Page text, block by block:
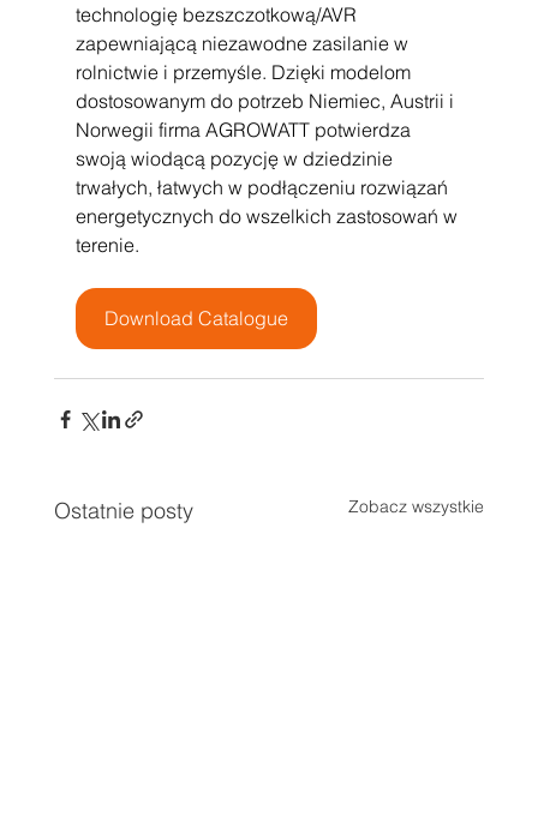
technologię bezszczotkową/AVR
zapewniającą niezawodne zasilanie w
rolnictwie i przemyśle. Dzięki modelom
dostosowanym do potrzeb Niemiec, Austrii i
Norwegii firma AGROWATT potwierdza
swoją wiodącą pozycję w dziedzinie
trwałych, łatwych w podłączeniu rozwiązań
energetycznych do wszelkich zastosowań w
terenie.
Download Catalogue
Ostatnie posty Zobacz wszystkie